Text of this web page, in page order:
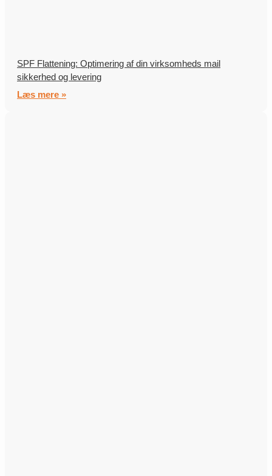
SPF Flattening: Optimering af din virksomheds mail
sikkerhed og levering
Læs mere »